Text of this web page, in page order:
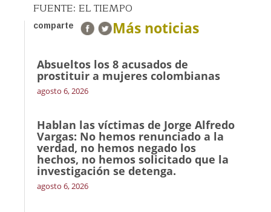
FUENTE: EL TIEMPO
comparte Más noticias
Absueltos los 8 acusados de
prostituir a mujeres colombianas
agosto 6, 2026
Hablan las víctimas de Jorge Alfredo
Vargas: No hemos renunciado a la
verdad, no hemos negado los
hechos, no hemos solicitado que la
investigación se detenga.
agosto 6, 2026